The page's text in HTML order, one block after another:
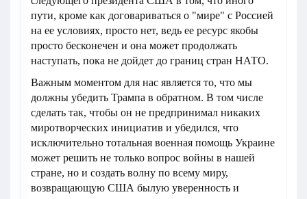
пути, кроме как договариваться о "мире" с Россией
на ее условиях, просто нет, ведь ее ресурс якобы
просто бесконечен и она может продолжать
наступать, пока не дойдет до границ стран НАТО.
Важным моментом для нас является то, что мы
должны убедить Трампа в обратном. В том числе
сделать так, чтобы он не предпринимал никаких
миротворческих инициатив и убедился, что
исключительно тотальная военная помощь Украине
может решить не только вопрос войны в нашей
стране, но и создать волну по всему миру,
возвращающую США былую уверенность и